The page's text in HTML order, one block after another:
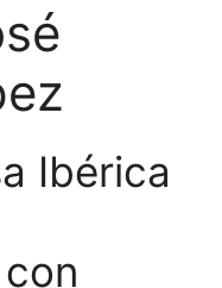
Ibérica